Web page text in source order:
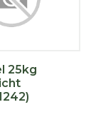
25kg